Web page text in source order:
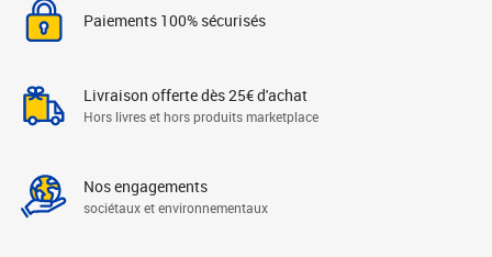
Paiements 100% sécurisés
Livraison offerte dès 25€ d'achat
Hors livres et hors produits marketplace
Nos engagements
sociétaux et environnementaux